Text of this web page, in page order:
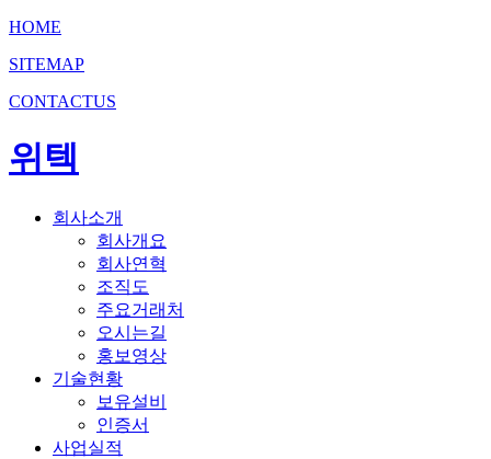
HOME
SITEMAP
CONTACTUS
위텍
회사소개
회사개요
회사연혁
조직도
주요거래처
오시는길
홍보영상
기술현황
보유설비
인증서
사업실적